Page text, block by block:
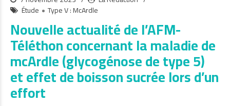
Étude
Type V : McArdle
Nouvelle actualité de l’AFM-
Téléthon concernant la maladie de
mcArdle (glycogénose de type 5)
et effet de boisson sucrée lors d’un
effort